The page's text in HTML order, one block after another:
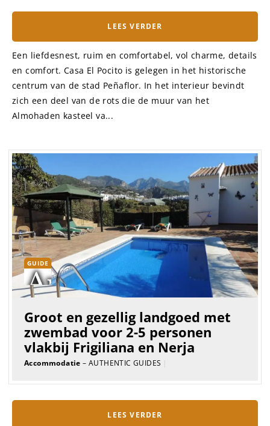
LEES VERDER
Een liefdesnest, ruim en comfortabel, vol charme, details
en comfort. Casa El Pocito is gelegen in het historische
centrum van de stad Peñaflor. In het interieur bevindt
zich een deel van de rots die de muur van het
Almohaden kasteel va...
GUIDE
Groot en gezellig landgoed met
zwembad voor 2-5 personen
vlakbij Frigiliana en Nerja
Accommodatie – AUTHENTIC GUIDES |
LEES VERDER